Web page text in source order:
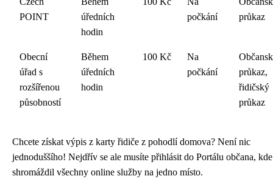
POINT
úředních
hodin
počkání
průkaz
Obecní
úřad s
rozšířenou
působností
Během
úředních
hodin
100 Kč
Na
počkání
průkaz,
řidičský
průkaz
Chcete získat výpis z karty řidiče z pohodlí domova? Není nic
jednoduššího! Nejdřív se ale musíte přihlásit do Portálu občana,
shromáždil všechny online služby na jedno místo.